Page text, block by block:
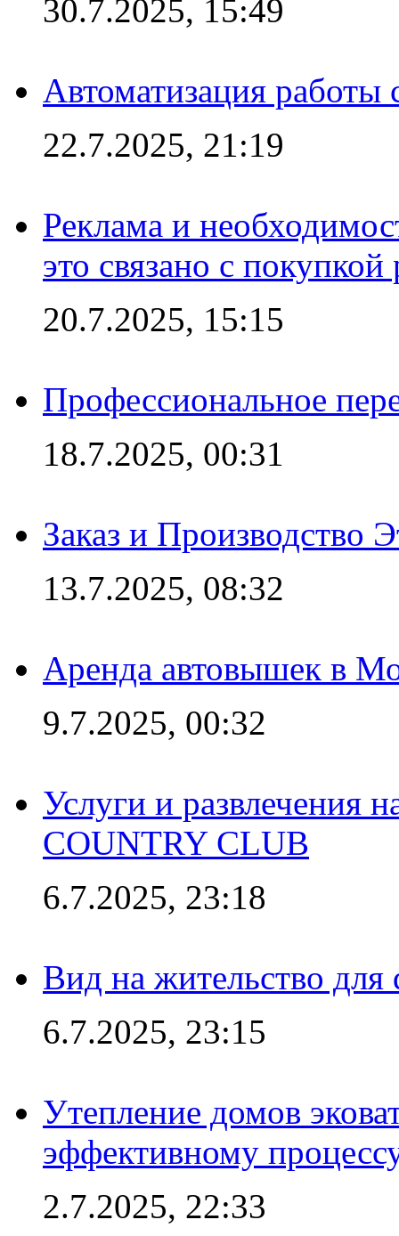
30.7.2025, 15:49
Автоматизация работы
22.7.2025, 21:19
Реклама и
это связано с покупкой
20.7.2025, 15:15
Профессиональное
18.7.2025, 00:31
Заказ и Производство
13.7.2025, 08:32
Аренда автовышек в
9.7.2025, 00:32
Услуги и развлечения
COUNTRY CLUB
6.7.2025, 23:18
Вид на жительство
6.7.2025, 23:15
Утепление домов
эффективному
2.7.2025, 22:33